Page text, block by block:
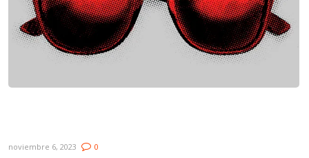
noviembre 6, 2023 0